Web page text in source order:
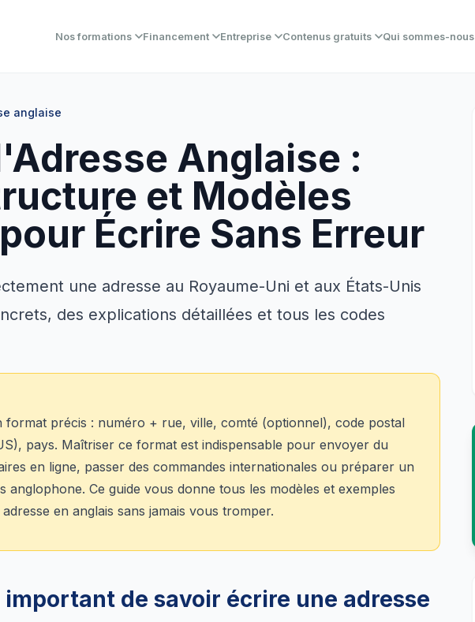
Nos formations Financement Entreprise Contenus gratuits Qui sommes-nous
anglaise
Anglaise :
et Modèles
Écrire Sans Erreur
une adresse au Royaume-Uni et aux États-Unis
des explications détaillées et tous les codes
format précis : numéro + rue, ville, comté (optionnel), code postal
pays. Maîtriser ce format est indispensable pour envoyer du
en ligne, passer des commandes internationales ou préparer un
anglophone. Ce guide vous donne tous les modèles et exemples
en anglais sans jamais vous tromper.
de savoir écrire une adresse